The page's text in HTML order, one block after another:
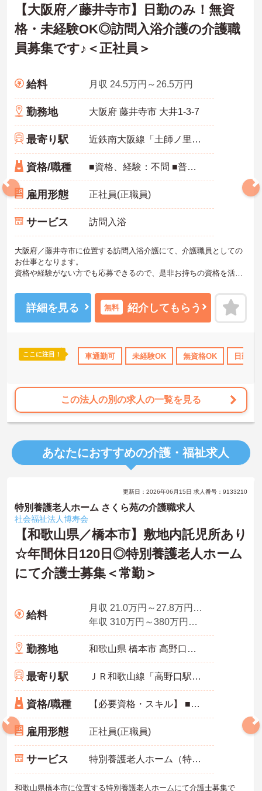
得サポート 産休･育休･介護休暇取得実績あり ボーナス・賞与あ
【大阪府／藤井寺市】日勤のみ！無資
格・未経験OK◎訪問入浴介護の介護職
員募集です♪＜正社員＞
給料 月収 24.5万円～26.5万円
勤務地 大阪府 藤井寺市 大井1-3-7
最寄り駅 近鉄南大阪線「土師ノ里駅」徒歩16分
資格/職種 ■資格、経験：不問 ■普通自動車運転免許：必須
雇用形態 正社員(正職員)
サービス 訪問入浴
大阪府／藤井寺市に位置する訪問入浴介護にて、介護職員としての
お仕事となります。
資格や経験がない方でも応募できるので、是非お持ちの資格を活か
料駐車場を完備しておりますので、通勤の心配はいりません！
ご興味ある方は面接ポイントをお伝えしますので、お気軽にお問い
詳細を見る 無料 紹介してもらう
ここに注目！ 車通勤可 未経験OK 無資格OK 日勤の
この法人の別の求人の一覧を見る
あなたにおすすめの介護・福祉求人
更新日：2026年06月15日 求人番号：9133210
特別養護老人ホーム さくら苑の介護職求人
社会福祉法人博寿会
【和歌山県／橋本市】敷地内託児所あり
☆年間休日120日◎特別養護老人ホーム
にて介護士募集＜常勤＞
給料
月収 21.0万円～27.8万円程度 ※別途諸手当あり
年収 310万円～380万円程度 ※賞与込み
勤務地 和歌山県 橋本市 高野口町大野1844-133
最寄り駅 ＪＲ和歌山線「高野口駅」バス・車5分
資格/職種 【必要資格・スキル】 ■介護職員初任者研修（ヘルパー2級）以上、介護福祉士いずれかの資格をお持ちの方
雇用形態 正社員(正職員)
サービス 特別養護老人ホーム（特養）
和歌山県橋本市に位置する特別養護老人ホームにて介護士募集で